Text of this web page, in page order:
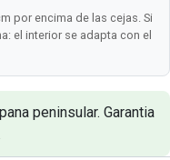
por encima de las cejas. Si
el interior se adapta con el
peninsular. Garantia